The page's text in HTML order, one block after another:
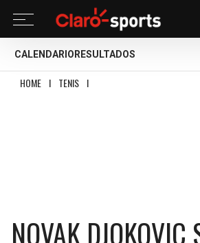
CALENDARIO RESULTADOS
HOME I TENIS I
NOVAK DJOKOVIC